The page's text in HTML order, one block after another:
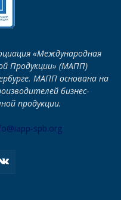
«Международная
Продукции» (МАПП)
МАПП основана на
бизнес-
продукции.
spb.org